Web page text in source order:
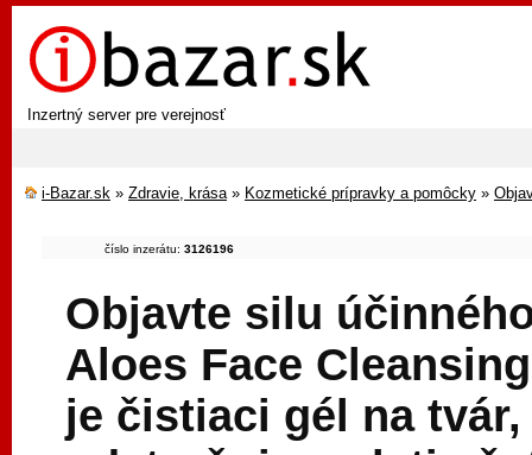
Inzertný server pre verejnosť
i-Bazar.sk » Zdravie, krása» Kozmetické prípravky a pomôcky »
číslo inzerátu: 3126196
Objavte silu
Aloes Face
je čistiaci gél na